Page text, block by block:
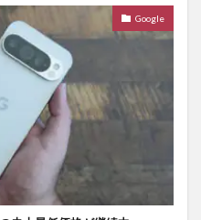
Google